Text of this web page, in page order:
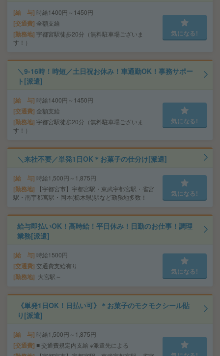
給 与 時給1400円～1450円
交通費 全額支給
勤務地 宇都宮駅徒歩20分（無料駐車場ございま
す！）
気になる!
＼9-16時！時短／土日祝お休み！車通勤OK！事務サポー
ト[派遣]
給 与 時給1400円～1450円
交通費 全額支給
勤務地 宇都宮駅徒歩20分（無料駐車場ございま
す！）
気になる!
＼来社不要／単発1日OK＊お菓子の仕分け[派遣]
給 与 時給1,500円～1,875円
勤務地
【宇都宮市】宇都宮駅・東武宇都宮駅・雀宮
駅・南宇都宮駅・岡本(栃木県)駅など勤務地多数！
気になる!
給与即払いOK！高時給！平日休み！日勤のお仕事！調理
業務[派遣]
給 与 時給1500円
交通費 交通費支給有り
勤務地 大宮駅～
気になる!
《単発1日OK！日払い可》＊お菓子のモクモクシール貼
り[派遣]
給 与 時給1,500円～1,875円
交通費 ■ 交通費規定内支給 ※派遣先による